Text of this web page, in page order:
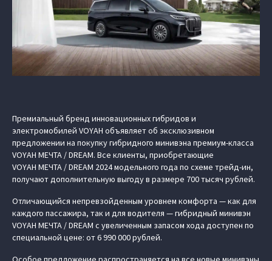
Премиальный бренд инновационных гибридов и
электромобилей VOYAH объявляет об эксклюзивном
предложении на покупку гибридного минивэна премиум-класса
VOYAH МЕЧТА / DREAM. Все клиенты, приобретающие
VOYAH МЕЧТА / DREAM 2024 модельного года по схеме трейд-ин,
получают дополнительную выгоду в размере 700 тысяч рублей.
Отличающийся непревзойденным уровнем комфорта — как для
каждого пассажира, так и для водителя — гибридный минивэн
VOYAH МЕЧТА / DREAM с увеличенным запасом хода доступен по
специальной цене: от 6 990 000 рублей.